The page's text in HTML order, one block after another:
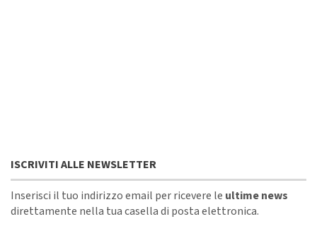
ISCRIVITI ALLE NEWSLETTER
Inserisci il tuo indirizzo email per ricevere le ultime news
direttamente nella tua casella di posta elettronica.